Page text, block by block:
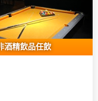
酒精飲品任飲